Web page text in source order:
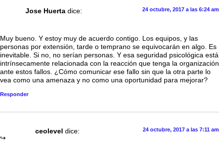
Jose Huerta dice: 24 octubre, 2017 a las 6:24 am
Muy bueno. Y estoy muy de acuerdo contigo. Los equipos, y las
personas por extensión, tarde o temprano se equivocarán en algo. Es
inevitable. Si no, no serían personas. Y esa seguridad psicológica está
intrínsecamente relacionada con la reacción que tenga la organización
ante estos fallos. ¿Cómo comunicar ese fallo sin que la otra parte lo
vea como una amenaza y no como una oportunidad para mejorar?
Responder
ceolevel dice: 24 octubre, 2017 a las 7:11 am